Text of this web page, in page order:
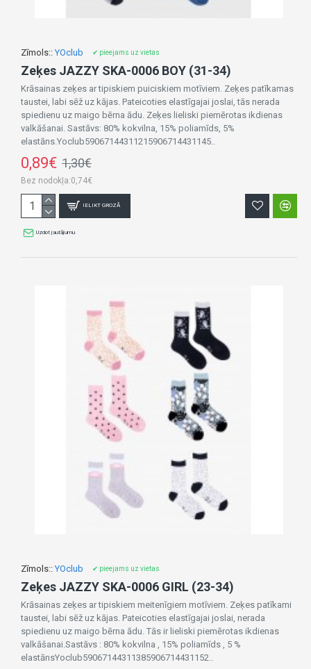
Zīmols:: YOclub ✔ pieejams uz vietas
Zeķes JAZZY SKA-0006 BOY (31-34)
Krāsainas zeķes ar tipiskiem puiciskiem motīviem. Zeķes patīkamas
taustei, labi sēž uz kājas. Pateicoties elastīgajai joslai, tās nerada
spiedienu uz maigo bērna ādu. Zeķes lieliski piemērotas ikdienas
valkāšanai. Sastāvs: 80% kokvilna, 15% poliamīds, 5%
elastāns.Yoclub59067144311215906714431145..
0,89€ 1,30€
Bez nodokļa:0,74€
IELIKT GROZĀ
Uzdot jautājumu
Zīmols:: YOclub ✔ pieejams uz vietas
Zeķes JAZZY SKA-0006 GIRL (23-34)
Krāsainas zeķes ar tipiskiem meitenīgiem motīviem. Zeķes patīkami
taustei, labi sēž uz kājas. Pateicoties elastīgajai joslai, nerada
spiedienu uz maigo bērna ādu. Tās ir lieliski piemērotas ikdienas
valkāšanai.Sastāvs : 80% kokvilna , 15% poliamīds , 5 %
elastānsYoclub59067144311385906714431152..